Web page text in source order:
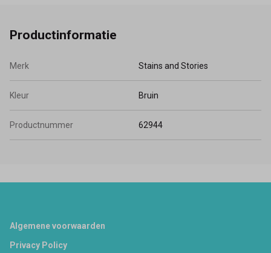
Productinformatie
Merk Stains and Stories
Kleur Bruin
Productnummer 62944
Footer
Algemene voorwaarden
Privacy Policy